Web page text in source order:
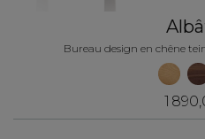
Bureau design en chêne
1